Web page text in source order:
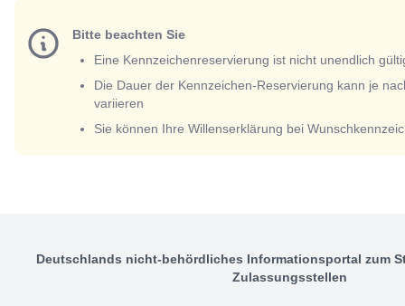
Bitte beachten Sie
Eine Kennzeichenreservierung ist nicht unendlich
Die Dauer der Kennzeichen-Reservierung kann je
variieren
Sie können Ihre Willenserklärung bei
Deutschlands nicht-behördliches Informationsportal zum
Zulassungsstellen